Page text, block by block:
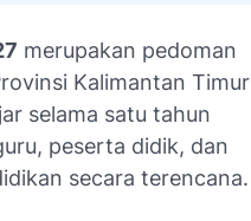
merupakan pedoman
Kalimantan Timur
selama satu tahun
peserta didik, dan
secara terencana.